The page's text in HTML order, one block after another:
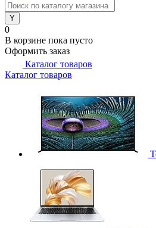
0
В корзине пока пусто
Оформить заказ
Каталог товаров
Каталог товаров